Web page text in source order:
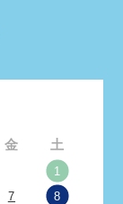
金 土
1
7
8